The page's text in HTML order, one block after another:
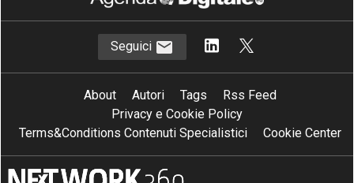
Seguici
About Autori Tags
Rss Feed
Privacy e Cookie Policy
Terms&Conditions Contenuti Specialistici
Cookie Center